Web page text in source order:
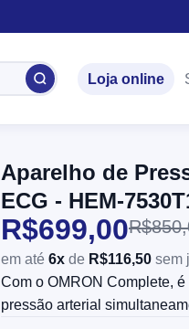
Loja online
Aparelho de
ECG - HEM-
R$699,00
em até 6x de R$116,50 sem
Com o OMRON Complete,
pressão arterial